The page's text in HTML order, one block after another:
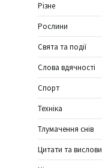
Різне
Рослини
Свята та події
Слова вдячності
Спорт
Техніка
Тлумачення снів
Цитати та вислови